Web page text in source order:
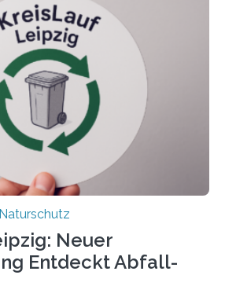
und wie sich dieser Prozess
lässt. Grünes Licht für
Forschungsgemeinschaft
2019 gestartete
der Universität Oldenburg für
rund 1,2 Millionen Euro. „Wir
Neuer
Entdeckt Abfall-